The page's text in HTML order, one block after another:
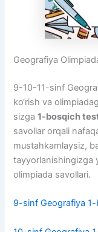
Geografiya
9-10-11-sinf
ko‘rish va
sizga1-bosqich
savollar orqali
mustahkamlaysiz,
tayyorlanishingizga
olimpiada savollari.
9-sinf Geografiya